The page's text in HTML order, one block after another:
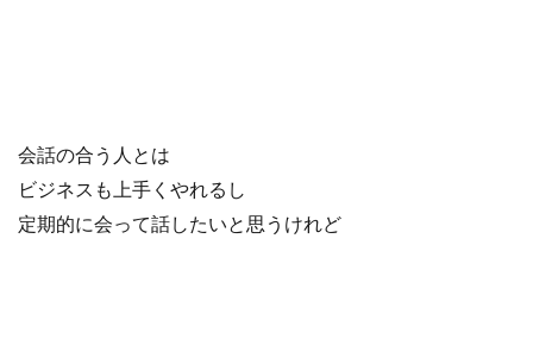
会話の合う人とは
ビジネスも上手くやれるし
定期的に会って話したいと思うけれど